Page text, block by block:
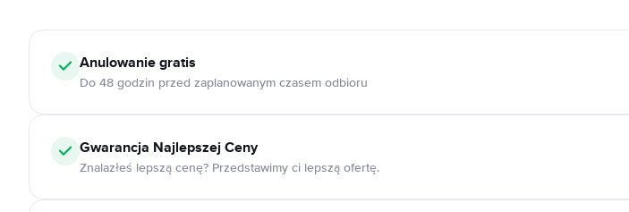
Anulowaniegratis
Do 48 godzin przed zaplanowanym czasem odbioru
Gwarancja Najlepszej Ceny
Znalazłeś lepszą cenę? Przedstawimy ci lepszą ofertę.